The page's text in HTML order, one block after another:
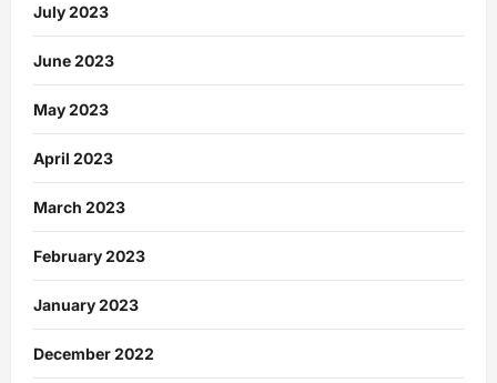
July 2023
June 2023
May 2023
April 2023
March 2023
February 2023
January 2023
December 2022